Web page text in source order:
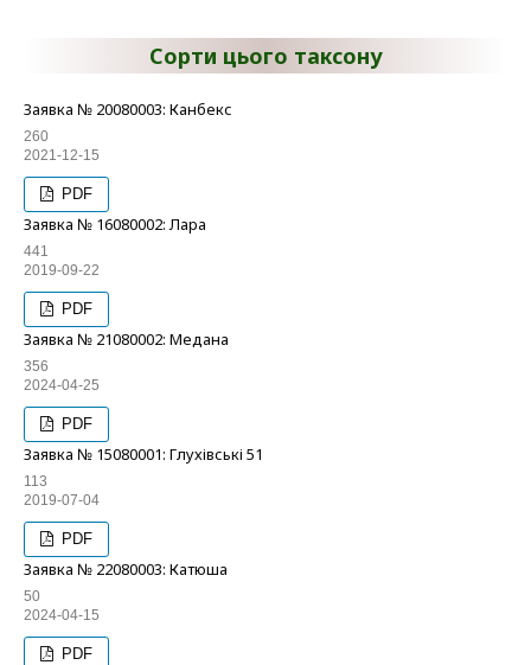
Сорти цього таксону
Заявка № 20080003: Канбекс
260
2021-12-15
PDF
Заявка № 16080002: Лара
441
2019-09-22
PDF
Заявка № 21080002: Медана
356
2024-04-25
PDF
Заявка № 15080001: Глухівські 51
113
2019-07-04
PDF
Заявка № 22080003: Катюша
50
2024-04-15
PDF